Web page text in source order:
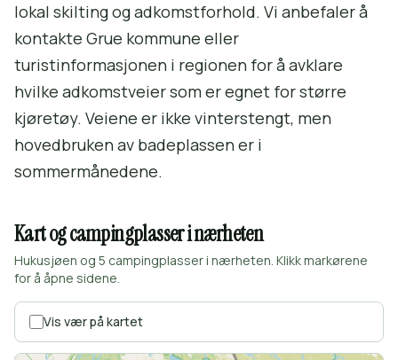
lokal skilting og adkomstforhold. Vi anbefaler å
kontakte Grue kommune eller
turistinformasjonen i regionen for å avklare
hvilke adkomstveier som er egnet for større
kjøretøy. Veiene er ikke vinterstengt, men
hovedbruken av badeplassen er i
sommermånedene.
Kart og campingplasser i nærheten
Hukusjøen og 5 campingplasser i nærheten. Klikk markørene
for å åpne sidene.
Vis vær på kartet